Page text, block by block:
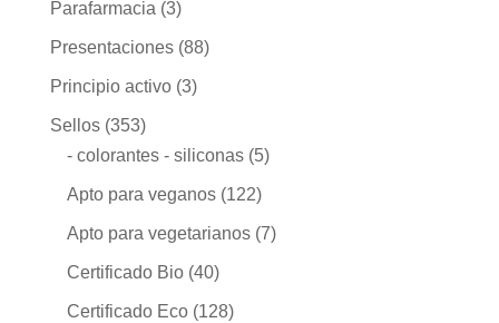
Parafarmacia (3)
Presentaciones (88)
Principio activo (3)
Sellos (353)
- colorantes - siliconas (5)
Apto para veganos (122)
Apto para vegetarianos (7)
Certificado Bio (40)
Certificado Eco (128)